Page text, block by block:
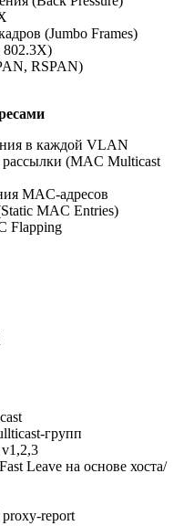
(Jumbo Frames)
802.3X)
RSPAN)
в каждой VLAN
(MAC Multicast
MAC-адресов
MAC Entries)
Flapping
групп
Leave на основе хоста/
report